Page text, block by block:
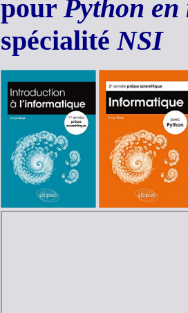
pour Python en
spécialitéNSI